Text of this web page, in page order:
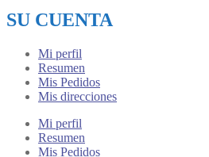
SU CUENTA
Mi perfil
Resumen
Mis Pedidos
Mis direcciones
Mi perfil
Resumen
Mis Pedidos